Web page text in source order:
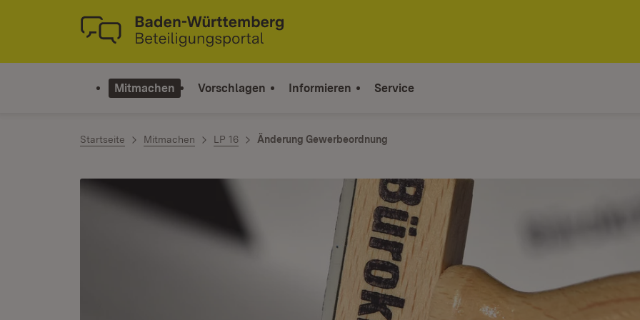
Zum Inhalt springen
Link zur Startseite
Mitmachen Vorschlagen Informieren Service
Startseite Mitmachen LP 16 Änderung Gewerbeordnung